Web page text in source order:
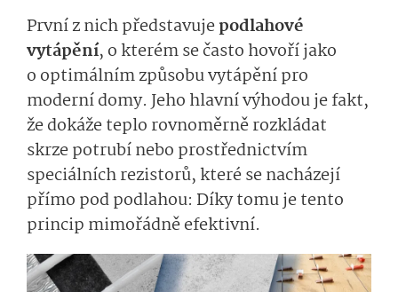
První z nich představujepodlahové
vytápění, o kterém se často hovoří jako
o optimálním způsobu vytápění pro
moderní domy. Jeho hlavní výhodou je fakt,
že dokáže teplo rovnoměrně rozkládat
skrze potrubí nebo prostřednictvím
speciálních rezistorů, které se nacházejí
přímo pod podlahou: Díky tomu je tento
princip mimořádně efektivní.